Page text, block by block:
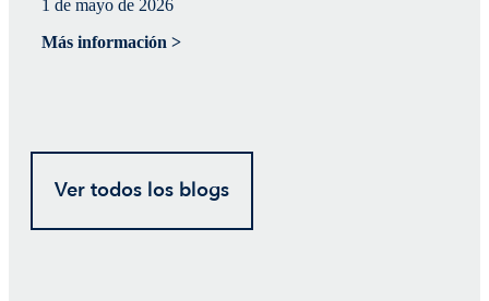
1 de mayo de 2026
Más información >
Ver todos los blogs